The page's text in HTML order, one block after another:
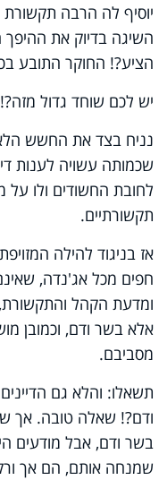
יוסיף לה הרבה תקשורת
השיגה בדיוק את
הציע?! החוקר התובע
יש לכם שוחד גדול מזה?!
נניח בצד את החשש
שכמותה עשויה לענות
לחובת החשודים ולו על
תקשורתיים.
אז בניגוד להילה
חפים מכל אג'נדה,
ומדעת הקהל
אלא בשר ודם, וכמובן
מסביבם.
תשאלו: והלא גם
ודם?! שאלה טובה. אך
בשר ודם, אבל מודעים
שמנחה אותם, הם אך